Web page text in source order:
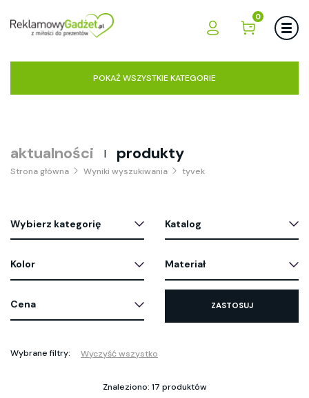
0
POKAŻ WSZYSTKIE KATEGORIE
aktualności | produkty
Strona główna Wyniki wyszukiwania tyvek
Wybierz kategorię Katalog
Kolor Materiał
Cena ZASTOSUJ
Wybrane filtry: Wyczyść wszystko
Znaleziono: 17 produktów